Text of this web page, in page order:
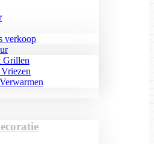
verkoop
Grillen